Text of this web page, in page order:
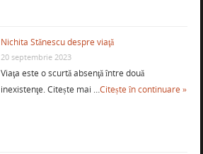
Nichita Stănescu despre viaţă
20 septembrie 2023
Viaţa este o scurtă absenţă între două
inexistenţe. Citește mai …Citește în continuare »